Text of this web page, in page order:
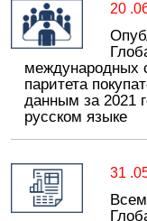
20
международных
паритета
данным за 2021
русском языке
31